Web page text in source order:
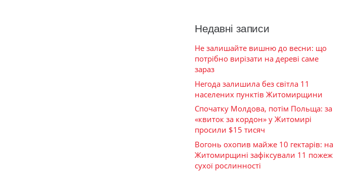
Недавні записи
Не залишайте вишню до весни: що
потрібно вирізати на дереві саме
зараз
Негода залишила без світла 11
населених пунктів Житомирщини
Спочатку Молдова, потім Польща: за
«квиток за кордон» у Житомирі
просили $15 тисяч
Вогонь охопив майже 10 гектарів: на
Житомирщині зафіксували 11 пожеж
сухої рослинності